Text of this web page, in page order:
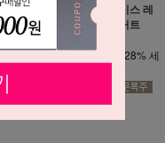
루미나 레이스 레
이어드 스커트
45,900원
32,900원
(28% 세